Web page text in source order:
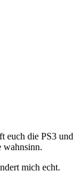
euch die PS3 und
wahnsinn.
mich echt.